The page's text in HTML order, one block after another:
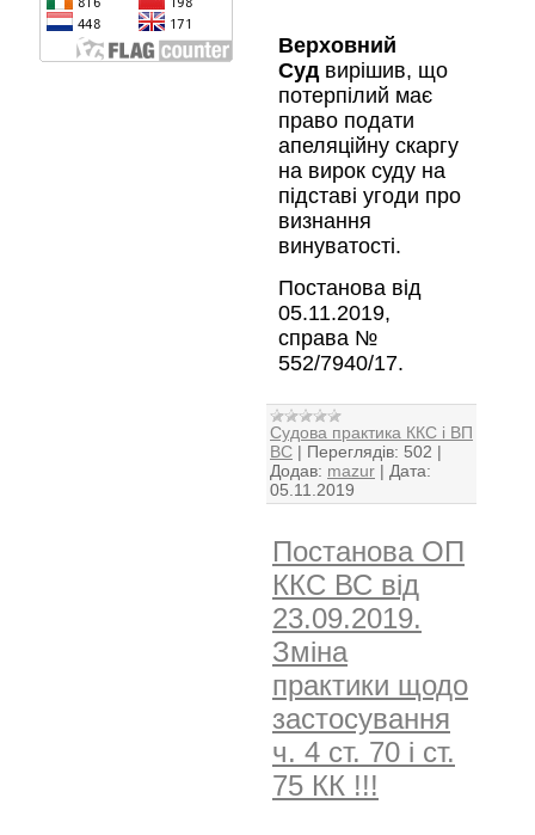
Верховний
Суд вирішив, що
потерпілий має
право подати
апеляційну скаргу
на вирок суду на
підставі угоди про
визнання
винуватості.
Постанова від
05.11.2019,
справа №
552/7940/17.
Судова практика ККС і ВП
ВС | Переглядів: 502 |
Додав: mazur | Дата:
05.11.2019
Постанова ОП
ККС ВС від
23.09.2019.
Зміна
практики щодо
застосування
ч. 4 ст. 70 і ст.
75 КК !!!